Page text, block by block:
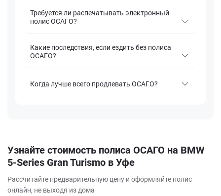
Требуется ли распечатывать электронный
полис ОСАГО?
Какие последствия, если ездить без полиса
ОСАГО?
Когда лучше всего продлевать ОСАГО?
Узнайте стоимость полиса ОСАГО на BMW
5-Series Gran Turismo в Уфе
Рассчитайте предварительную цену и оформляйте полис
онлайн, не выходя из дома